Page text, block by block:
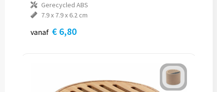
Gerecycled ABS
7.9 x 7.9 x 6.2 cm
vanaf € 6,80